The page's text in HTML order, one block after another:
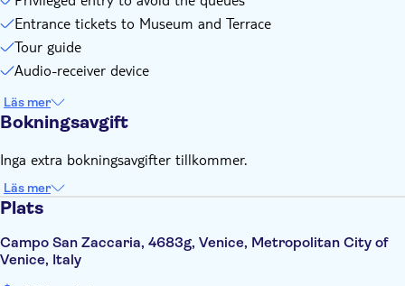
Entrance tickets to Museum and Terrace
Tour guide
Audio-receiver device
Läs mer
Bokningsavgift
Inga extra bokningsavgifter tillkommer.
Läs mer
Plats
Campo San Zaccaria, 4683g, Venice, Metropolitan City of
Venice, Italy